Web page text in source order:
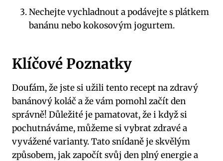
Nechejte⁢ vychladnout a podávejte s plátkem
banánu ⁤nebo kokosovým jogurtem.
Klíčové Poznatky
Doufám, že jste si užili tento recept na zdravý
banánový‌ koláč a že vám pomohl⁣ začít den
správně! Důležité je ⁤pamatovat,⁤ že i když si
pochutnáváme,⁢ můžeme si vybrat zdravé a
vyvážené varianty. Tato snídaně je skvělým
způsobem, jak⁢ započít svůj den plný ‍energie a